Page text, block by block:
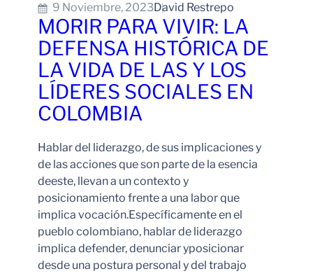
9 Noviembre, 2023David Restrepo
MORIR PARA VIVIR: LA
DEFENSA HISTÓRICA DE
LA VIDA DE LAS Y LOS
LÍDERES SOCIALES EN
COLOMBIA
Hablar del liderazgo, de sus implicaciones y
de las acciones que son parte de la esencia
deeste, llevan a un contexto y
posicionamiento frente a una labor que
implica vocación.Específicamente en el
pueblo colombiano, hablar de liderazgo
implica defender, denunciar yposicionar
desde una postura personal y del trabajo